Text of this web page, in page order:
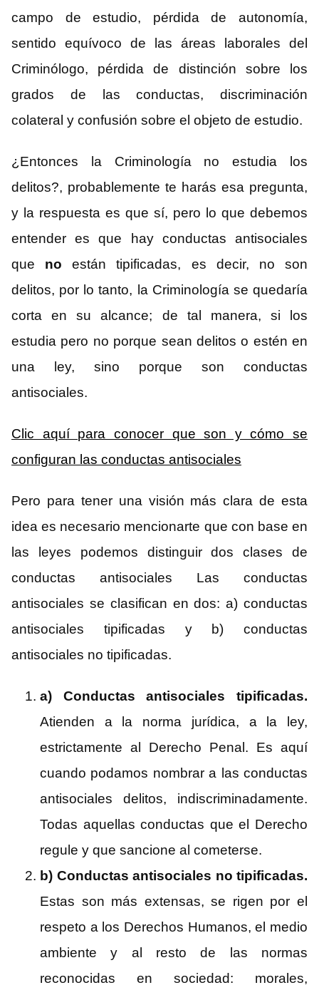
campo de estudio, pérdida de autonomía,
sentido equívoco de las áreas laborales del
Criminólogo, pérdida de distinción sobre los
grados de las conductas, discriminación
colateral y confusión sobre el objeto de estudio.
¿Entonces la Criminología no estudia los
delitos?, probablemente te harás esa pregunta,
y la respuesta es que sí, pero lo que debemos
entender es que hay conductas antisociales
que no están tipificadas, es decir, no son
delitos, por lo tanto, la Criminología se quedaría
corta en su alcance; de tal manera, si los
estudia pero no porque sean delitos o estén en
una ley, sino porque son conductas
antisociales.
Clic aquí para conocer que son y cómo se
configuran las conductas antisociales
Pero para tener una visión más clara de esta
idea es necesario mencionarte que con base en
las leyes podemos distinguir dos clases de
conductas antisociales Las conductas
antisociales se clasifican en dos: a) conductas
antisociales tipificadas y b) conductas
antisociales no tipificadas.
a) Conductas antisociales tipificadas.
Atienden a la norma jurídica, a la ley,
estrictamente al Derecho Penal. Es aquí
cuando podamos nombrar a las conductas
antisociales delitos, indiscriminadamente.
Todas aquellas conductas que el Derecho
regule y que sancione al cometerse.
b) Conductas antisociales no tipificadas.
Estas son más extensas, se rigen por el
respeto a los Derechos Humanos, el medio
ambiente y al resto de las normas
reconocidas en sociedad: morales,